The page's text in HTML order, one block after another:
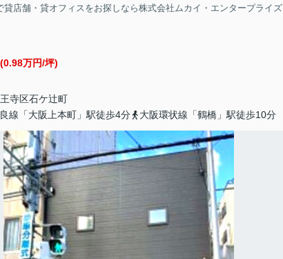
貸店舗・貸オフィスをお探しなら株式会社ムカイ・エンタープライズ
(0.98万円/坪)
寺区石ケ辻町
線「大阪上本町」駅徒歩4分
大阪環状線「鶴橋」駅徒歩10分